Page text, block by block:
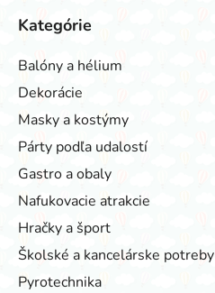
Kategórie
Balóny a hélium
Dekorácie
Masky a kostýmy
Párty podľa udalostí
Gastro a obaly
Nafukovacie atrakcie
Hračky a šport
Školské a kancelárske potreby
Pyrotechnika